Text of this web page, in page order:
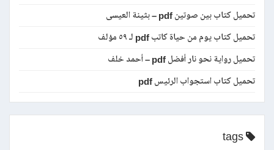
تحميل كتاب بين صوتين pdf – بثينة العيسى
تحميل كتاب يوم من حياة كاتب pdf لـ ٥٩ مؤلف
تحميل رواية نحو نار أفضل pdf – أحمد خلف
تحميل كتاب استجواب الرئيس pdf